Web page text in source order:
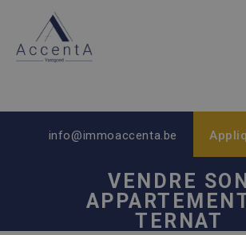
info@immoaccenta.be
VENDRE SON
TERNAT